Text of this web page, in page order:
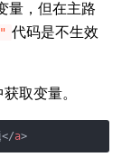
量，但在主路
代码是不生效
取变量。
</a>